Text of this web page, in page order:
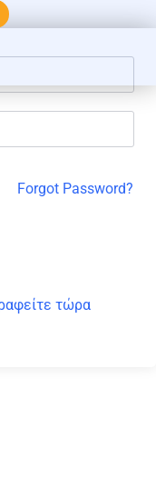
Forgot Password?
τώρα